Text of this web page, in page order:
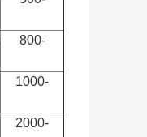
-800
-1000
-2000